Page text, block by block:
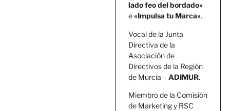
lado feo del bordado»
e«Impulsa tu Marca».
Vocal de la Junta
Directiva de la
Asociación de
Directivos de la Región
de Murcia – ADIMUR.
Miembro de la Comisión
de Marketing y RSC